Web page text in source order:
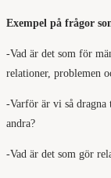
Exempel på frågor
-Vad är det som för
relationer, problemen
-Varför är vi så
andra?
-Vad är det som gör